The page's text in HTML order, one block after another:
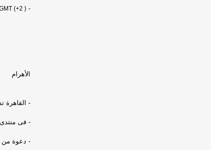
-
(+2 )
الأهرام
- القاهرة
- فى منتدى
- دعوة من